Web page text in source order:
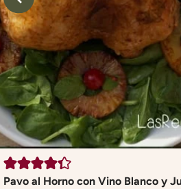
Pavo al Horno con Vino Blanco y